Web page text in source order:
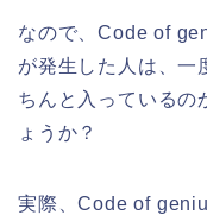
なので、Code of
が発生した人は、一
ちんと入っているの
ょうか？
実際、Code of